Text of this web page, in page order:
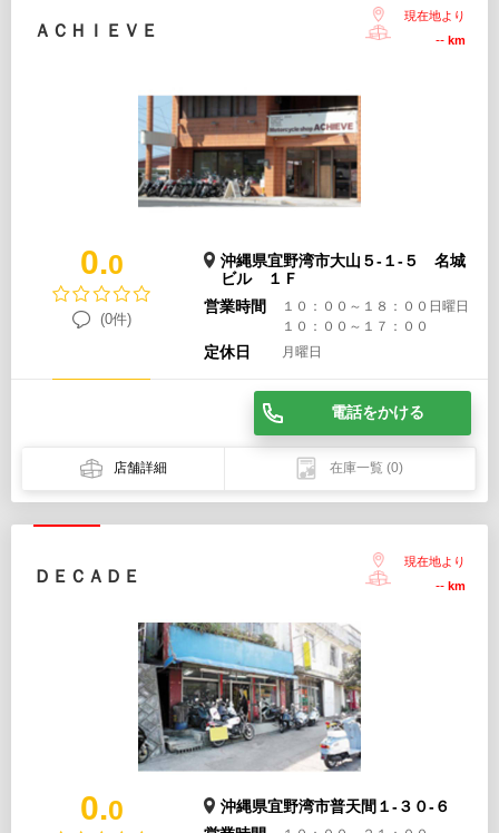
ＡＣＨＩＥＶＥ
現在地より
-- km
0.0
(0件)
沖縄県宜野湾市大山５-１-５ 名城
ビル １Ｆ
営業時間
１０：００～１８：００日曜日
１０：００～１７：００
定休日 月曜日
電話をかける
店舗詳細 在庫一覧 (0)
ＤＥＣＡＤＥ
現在地より
-- km
0.0
沖縄県宜野湾市普天間１-３０-６